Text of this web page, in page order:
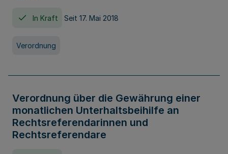
In Kraft Seit 17. Mai 2018
Verordnung
Verordnung über die Gewährung einer
monatlichen Unterhaltsbeihilfe an
Rechtsreferendarinnen und
Rechtsreferendare